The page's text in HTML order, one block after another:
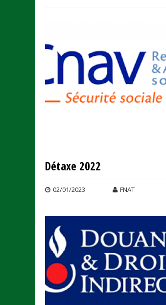
Détaxe 2022
02/01/2023 FNAT